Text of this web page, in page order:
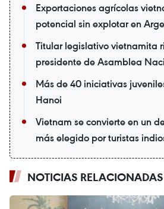
Exportaciones agrícolas
potencial sin explotar en
Titular legislativo vietnamita
presidente de Asamblea
Más de 40 iniciativas
Hanoi
Vietnam se convierte en un
más elegido por turistas
NOTICIAS RELACIONADAS